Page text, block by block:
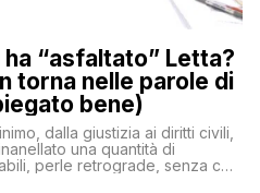
“asfaltato” Letta?
torna nelle parole di
bene)
dalla giustizia ai diritti civili,
una quantità di
perle retrograde, senza che
– glielo abbia fatto notare